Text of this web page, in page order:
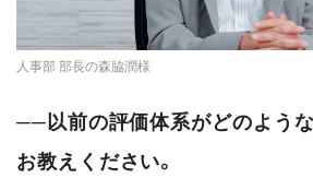
人事部 部長の森脇潤様
──以前の評価体系がどのよう
お教えください。